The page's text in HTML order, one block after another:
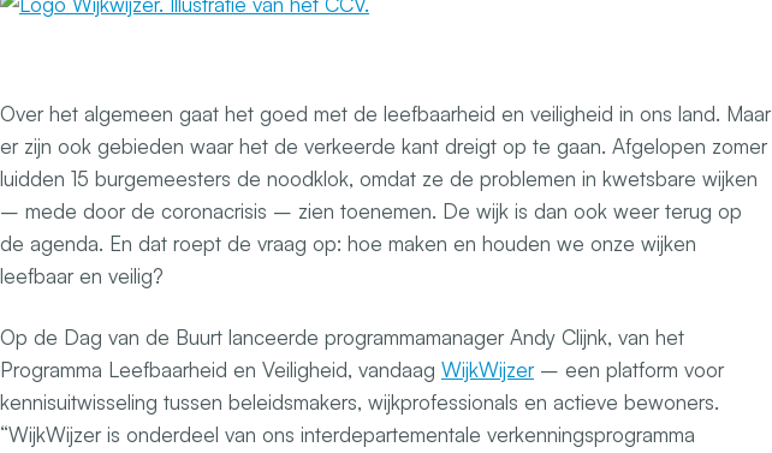
Over het algemeen gaat het goed met de leefbaarheid en veiligheid in ons land. Maar
er zijn ook gebieden waar het de verkeerde kant dreigt op te gaan. Afgelopen zomer
luidden 15 burgemeesters de noodklok, omdat ze de problemen in kwetsbare wijken
– mede door de coronacrisis – zien toenemen. De wijk is dan ook weer terug op
de agenda. En dat roept de vraag op: hoe maken en houden we onze wijken
leefbaar en veilig?
Op de Dag van de Buurt lanceerde programmamanager Andy Clijnk, van het
Programma Leefbaarheid en Veiligheid, vandaag WijkWijzer– een platform voor
kennisuitwisseling tussen beleidsmakers, wijkprofessionals en actieve bewoners.
“WijkWijzer is onderdeel van ons interdepartementale verkenningsprogramma